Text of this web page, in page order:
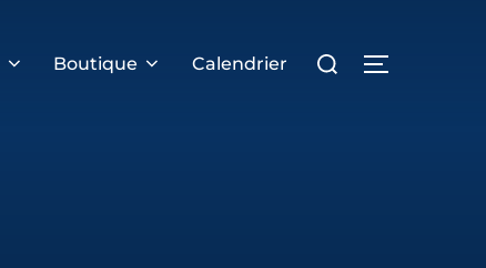
Boutique Calendrier
PERMUTER